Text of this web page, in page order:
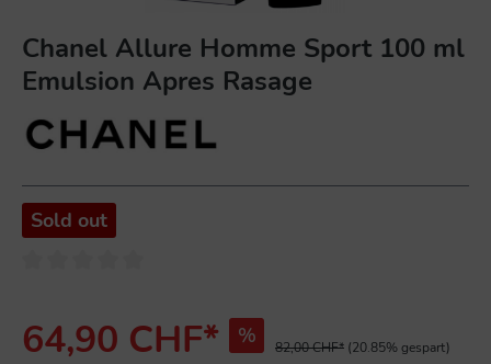
Chanel Allure Homme Sport 100 ml
Emulsion Apres Rasage
Sold out
64,90 CHF* % 82,00 CHF* (20.85% gespart)